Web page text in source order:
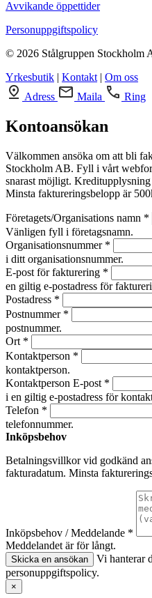
Avvikande öppettider
Personuppgiftspolicy
© 2026 Stålgruppen Stockholm
Yrkesbutik | Kontakt | Om oss
Adress
Maila Ring
Kontoansökan
Välkommen ansöka om att bli
Stockholm AB. Fyll i vårt
snarast möjligt.
Minsta faktureringsbelopp är
Företagets/Organisations namn *
Vänligen fyll i företagsnamn.
Organisationsnummer *
i ditt organisationsnummer.
E-post för fakturering *
en giltig e-postadress för
Postadress *
Postnummer *
postnummer.
Ort *
Kontaktperson *
kontaktperson.
Kontaktperson E-post *
i en giltig e-postadress för
Telefon *
telefonnummer.
Inköpsbehov
Betalningsvillkor vid godkänd
fakturadatum. Minsta
Inköpsbehov / Meddelande *
Meddelandet är för långt.
Skicka en ansökan
Vi hanterar
personuppgiftspolicy.
×